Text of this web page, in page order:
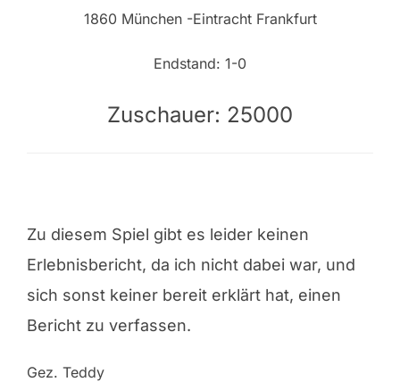
1860 München -Eintracht Frankfurt
Endstand: 1-0
Zuschauer: 25000
Zu diesem Spiel gibt es leider keinen
Erlebnisbericht, da ich nicht dabei war, und
sich sonst keiner bereit erklärt hat, einen
Bericht zu verfassen.
Gez. Teddy